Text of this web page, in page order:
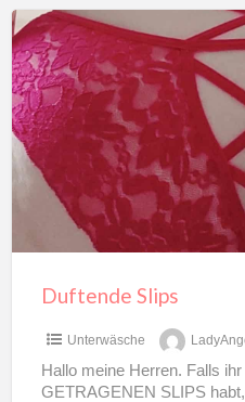
Duftende
Slips
Duftende Slips
Unterwäsche
Hallo meine Herren. Falls
GETRAGENEN SLIPS